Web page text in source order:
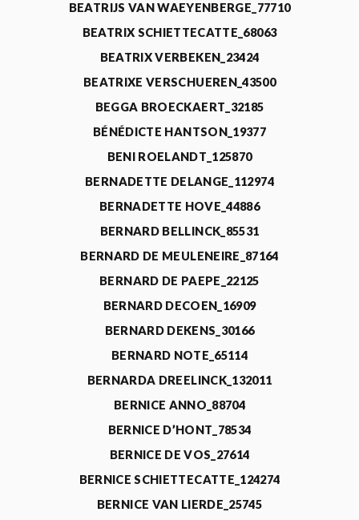
BEATRIJS VAN WAEYENBERGE_77710
BEATRIX SCHIETTECATTE_68063
BEATRIX VERBEKEN_23424
BEATRIXE VERSCHUEREN_43500
BEGGA BROECKAERT_32185
BÉNÉDICTE HANTSON_19377
BENI ROELANDT_125870
BERNADETTE DELANGE_112974
BERNADETTE HOVE_44886
BERNARD BELLINCK_85531
BERNARD DE MEULENEIRE_87164
BERNARD DE PAEPE_22125
BERNARD DECOEN_16909
BERNARD DEKENS_30166
BERNARD NOTE_65114
BERNARDA DREELINCK_132011
BERNICE ANNO_88704
BERNICE D’HONT_78534
BERNICE DE VOS_27614
BERNICE SCHIETTECATTE_124274
BERNICE VAN LIERDE_25745